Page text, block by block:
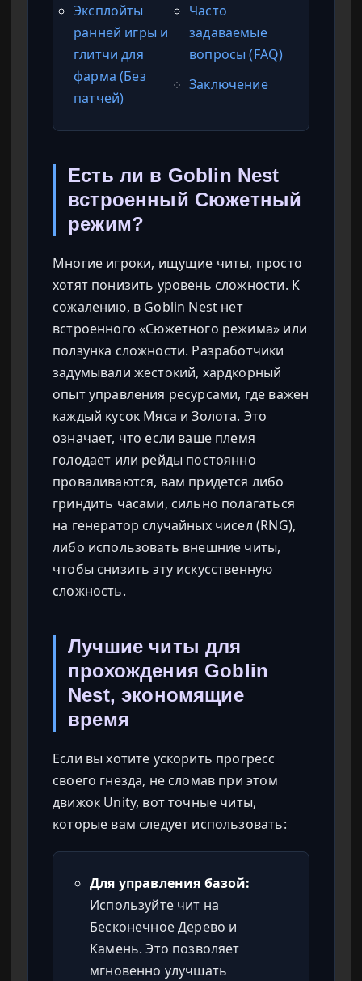
Эксплойты
ранней игры и
глитчи для
фарма (Без
патчей)
Часто
задаваемые
вопросы (FAQ)
Заключение
Есть ли в Goblin Nest
встроенный Сюжетный
режим?
Многие игроки, ищущие читы, просто
хотят понизить уровень сложности. К
сожалению, в Goblin Nest нет
встроенного «Сюжетного режима» или
ползунка сложности. Разработчики
задумывали жестокий, хардкорный
опыт управления ресурсами, где важен
каждый кусок Мяса и Золота. Это
означает, что если ваше племя
голодает или рейды постоянно
проваливаются, вам придется либо
гриндить часами, сильно полагаться
на генератор случайных чисел (RNG),
либо использовать внешние читы,
чтобы снизить эту искусственную
сложность.
Лучшие читы для
прохождения Goblin
Nest, экономящие
время
Если вы хотите ускорить прогресс
своего гнезда, не сломав при этом
движок Unity, вот точные читы,
которые вам следует использовать:
Для управления базой:
Используйте чит на
Бесконечное Дерево и
Камень. Это позволяет
мгновенно улучшать